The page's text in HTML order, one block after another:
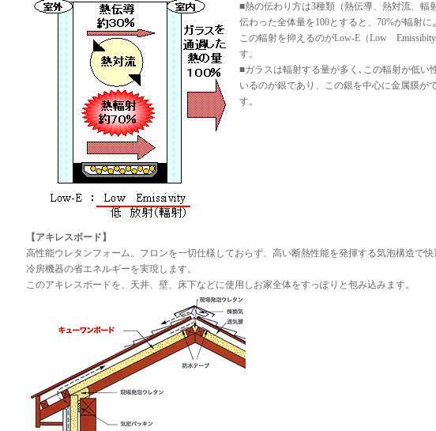
■熱の伝わり方は3種類（熱伝導、熱対流、輻
伝わった全体量を100とすると、70%が輻射に
この輻射を抑えるのがLow-E（Low
す。
■ガラスは輻射する量が多く､この輻射が低い
いるのが銀であり、この銀を中心に金属膜が
す。
【アキレスボード】
高性能ウレタンフォーム。フロンを一切仕様しておらず、高い断熱性能を発揮する気泡構造で
冷房機器の省エネルギーを実現します。
このアキレスボードを、天井、壁、床下などに使用しお家全体をすっぽりと包み込みます。